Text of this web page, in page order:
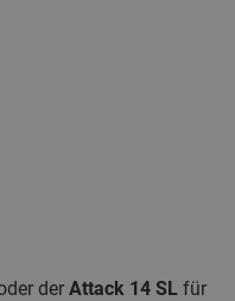
der Attack 14 SL für